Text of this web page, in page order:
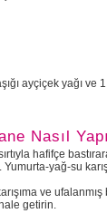
ayçiçek yağı ve
Nasıl
hafifçe
yağ-su
ve
getirin.